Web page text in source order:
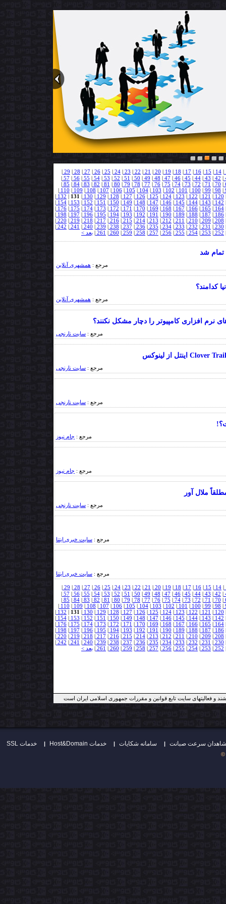
1 2 3 4
5
|
14
|
15
|
16
|
17
|
18
|
19
|
20
|
21
|
22
|
23
|
24
|
25
|
26
|
27
|
28
|
29
|
|
42
|
43
|
44
|
45
|
46
|
47
|
48
|
49
|
50
|
51
|
52
|
53
|
54
|
55
|
56
|
57
|
|
70
|
71
|
72
|
73
|
74
|
75
|
76
|
77
|
78
|
79
|
80
|
81
|
82
|
83
|
84
|
85
|
|
98
|
99
|
100
|
101
|
102
|
103
|
104
|
105
|
106
|
107
|
108
|
109
|
110
|
|
120
|
121
|
122
|
123
|
124
|
125
|
126
|
127
|
128
|
129
|
130
|
131
|
132
|
|
142
|
143
|
144
|
145
|
146
|
147
|
148
|
149
|
150
|
151
|
152
|
153
|
154
|
|
164
|
165
|
166
|
167
|
168
|
169
|
170
|
171
|
172
|
173
|
174
|
175
|
176
|
|
186
|
187
|
188
|
189
|
190
|
191
|
192
|
193
|
194
|
195
|
196
|
197
|
198
|
|
208
|
209
|
210
|
211
|
212
|
213
|
214
|
215
|
216
|
217
|
218
|
219
|
220
|
|
230
|
231
|
232
|
233
|
234
|
235
|
236
|
237
|
238
|
239
|
240
|
241
|
242
|
|
252
|
253
|
254
|
255
|
256
|
257
|
258
|
259
|
260
|
261
| بعد >
تمام شد
مرجع : همشهری آنلاین
کدامند؟
مرجع : همشهری آنلاین
نرم افزاری کامپیوتر را دچار مشکل نکنند؟
مرجع : سایت نارنجی
مرجع : سایت نارنجی
مرجع : سایت نارنجی
مرجع : جام نیوز
مرجع : جام نیوز
مرجع : سایت نارنجی
مرجع : سایت خبری ایتنا
مرجع : سایت خبری ایتنا
|
14
|
15
|
16
|
17
|
18
|
19
|
20
|
21
|
22
|
23
|
24
|
25
|
26
|
27
|
28
|
29
|
|
42
|
43
|
44
|
45
|
46
|
47
|
48
|
49
|
50
|
51
|
52
|
53
|
54
|
55
|
56
|
57
|
|
70
|
71
|
72
|
73
|
74
|
75
|
76
|
77
|
78
|
79
|
80
|
81
|
82
|
83
|
84
|
85
|
|
98
|
99
|
100
|
101
|
102
|
103
|
104
|
105
|
106
|
107
|
108
|
109
|
110
|
|
120
|
121
|
122
|
123
|
124
|
125
|
126
|
127
|
128
|
129
|
130
|
131
|
132
|
|
142
|
143
|
144
|
145
|
146
|
147
|
148
|
149
|
150
|
151
|
152
|
153
|
154
|
|
164
|
165
|
166
|
167
|
168
|
169
|
170
|
171
|
172
|
173
|
174
|
175
|
176
|
|
186
|
187
|
188
|
189
|
190
|
191
|
192
|
193
|
194
|
195
|
196
|
197
|
198
|
|
208
|
209
|
210
|
211
|
212
|
213
|
214
|
215
|
216
|
217
|
218
|
219
|
220
|
|
230
|
231
|
232
|
233
|
234
|
235
|
236
|
237
|
238
|
239
|
240
|
241
|
242
|
|
252
|
253
|
254
|
255
|
256
|
257
|
258
|
259
|
260
|
261
| بعد >
و فعالیتهای سایت تابع قوانین و مقررات جمهوری اسلامی ایران است
| |
|
©